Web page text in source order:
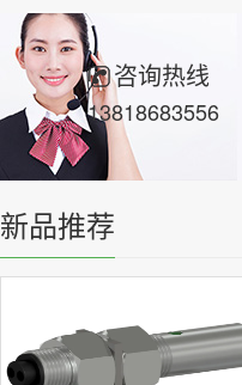
咨询热线
13818683556
新品推荐